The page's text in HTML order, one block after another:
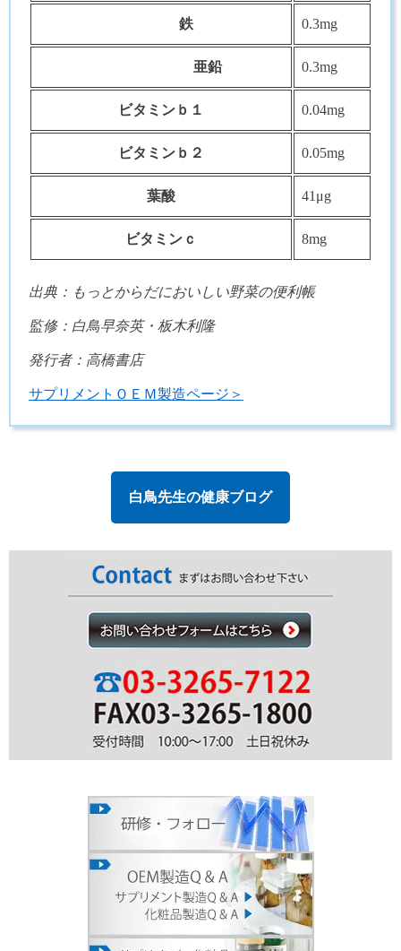
鉄 0.3mg
亜鉛 0.3mg
ビタミンｂ１ 0.04mg
ビタミンｂ２ 0.05mg
葉酸 41μg
ビタミンｃ 8mg
出典：もっとからだにおいしい野菜の便利帳
監修：白鳥早奈英・板木利隆
発行者：高橋書店
サプリメントＯＥＭ製造ページ＞
白鳥先生の健康ブログ